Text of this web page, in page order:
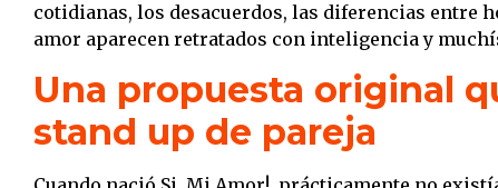
cotidianas, los desacuerdos, las diferencias entre
amor aparecen retratados con inteligencia y
Una propuesta original
stand up de pareja